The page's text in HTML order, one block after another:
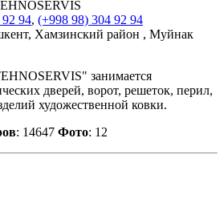
94, (+998 98) 304 92 94
Хамзинский район , Муйнак
занимается
дверей, ворот, решеток, перил,
художественной ковки.
: 14647 Фото: 12